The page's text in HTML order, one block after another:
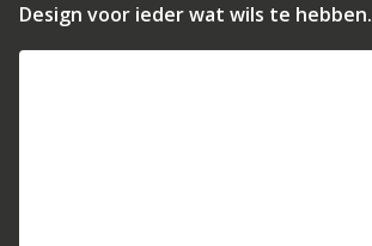
Design voor ieder wat wils te hebben.